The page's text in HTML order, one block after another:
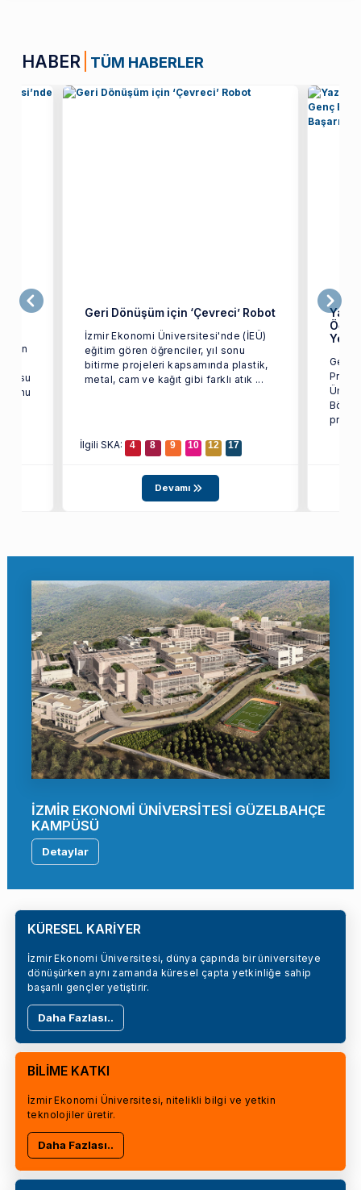
HABER TÜM HABERLER
Geri Dönüşüm için ‘Çevreci’ Robot
İzmir Ekonomi Üniversitesi'nde (İEÜ)
eğitim gören öğrenciler, yıl sonu
bitirme projeleri kapsamında plastik,
metal, cam ve kağıt gibi farklı atık ...
İlgili SKA: 4 8 9 10 12 17
Devamı
Yeni
Genç
İZMİR EKONOMİ ÜNİVERSİTESİ GÜZELBAHÇE
KAMPÜSÜ
Detaylar
KÜRESEL KARİYER
İzmir Ekonomi Üniversitesi, dünya çapında bir üniversiteye
dönüşürken aynı zamanda küresel çapta yetkinliğe sahip
başarılı gençler yetiştirir.
Daha Fazlası..
BİLİME KATKI
İzmir Ekonomi Üniversitesi, nitelikli bilgi ve yetkin
teknolojiler üretir.
Daha Fazlası..